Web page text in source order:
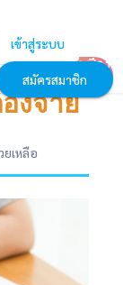
เข้าสู่ระบบ
สมัครสมาชิก
เหลือ
เปิดบัญชีลง
ทุนกับบล.
ง ทาง
งจ่าย